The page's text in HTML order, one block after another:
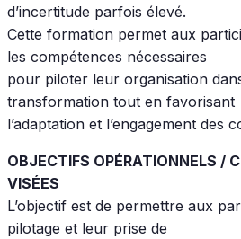
d’incertitude parfois élevé.
Cette formation permet aux
les compétences nécessaires
pour piloter leur organisation
transformation tout en favorisant
l’adaptation et l’engagement des
OBJECTIFS OPÉRATIONNELS /
VISÉES
L’objectif est de permettre aux
pilotage et leur prise de